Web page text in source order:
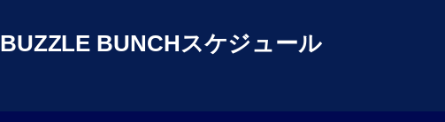
BUZZLE BUNCHスケジュール